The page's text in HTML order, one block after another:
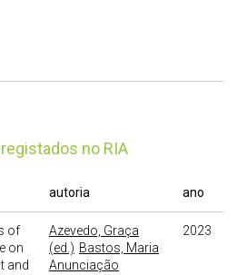
no RIA
autoria ano
of
on
and
Azevedo, Graça
(ed.) Bastos, Maria
Anunciação
2023